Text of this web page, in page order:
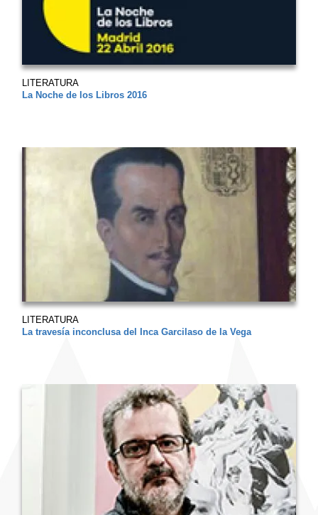
LITERATURA
La Noche de los Libros 2016
LITERATURA
La travesía inconclusa del Inca Garcilaso de la Vega